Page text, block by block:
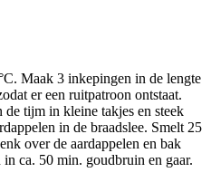
Maak 3 inkepingen in de lengte
er een ruitpatroon ontstaat.
tijm in kleine takjes en steek
in de braadslee. Smelt 25
over de aardappelen en bak
ca. 50 min. goudbruin en gaar.